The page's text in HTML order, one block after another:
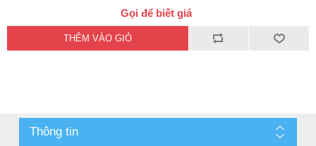
Gọi để biết giá
Thông tin